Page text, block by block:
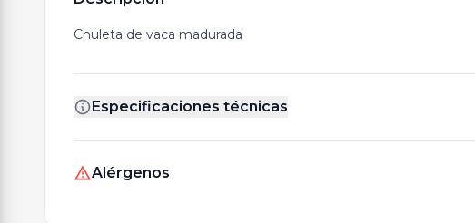
Chuleta de vaca madurada
Especificaciones técnicas
Alérgenos